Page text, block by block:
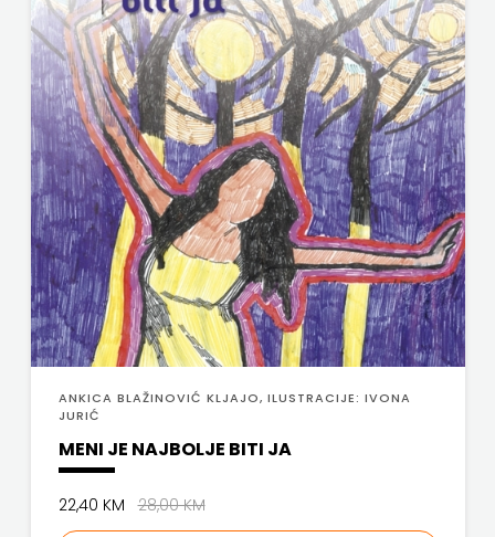
ANKICA BLAŽINOVIĆ KLJAJO, ILUSTRACIJE: IVONA
JURIĆ
MENI JE NAJBOLJE BITI JA
22,40 KM28,00 KM